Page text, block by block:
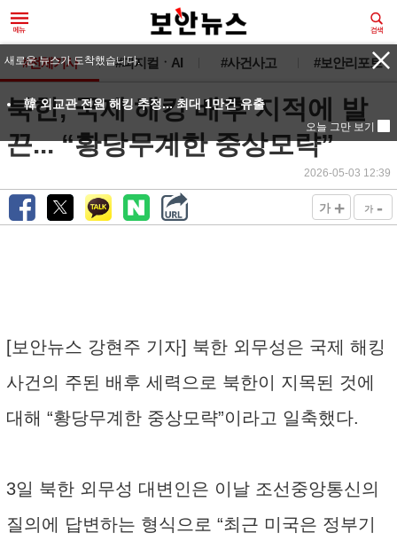
#전체기사 #피지컬ㆍAI #사건사고 #보안리포트
북한, 국제 해킹 배후 지적에 발
끈... “황당무계한 중상모략”
2026-05-03 12:39
가 + 가 -
[보안뉴스 강현주 기자] 북한 외무성은 국제 해킹
사건의 주된 배후 세력으로 북한이 지목된 것에
대해 “황당무계한 중상모략”이라고 일축했다.
3일 북한 외무성 대변인은 이날 조선중앙통신의
질의에 답변하는 형식으로 “최근 미국은 정부기
새로운 뉴스가 도착했습니다.
韓 외교관 전원 해킹 추정... 최대 1만건 유출
오늘 그만 보기